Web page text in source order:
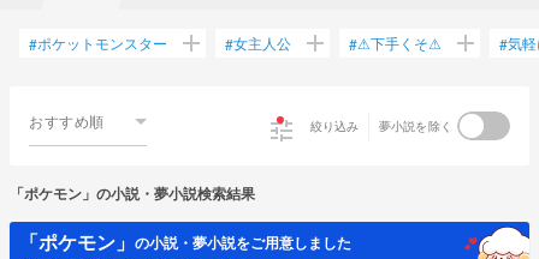
#ポケットモンスター add #女主人公 add #⚠下手くそ⚠ add #気
おすすめ順 tune 絞り込み 夢小説を除く
「ポケモン」の小説・夢小説検索結果
「ポケモン」 の小説・夢小説をご用意しました